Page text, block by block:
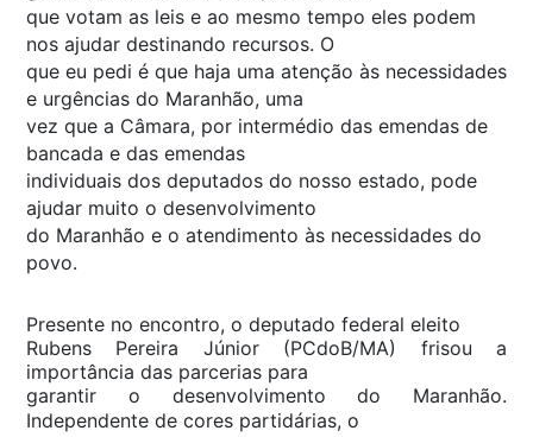
que votam as leis e ao mesmo tempo eles podem
nos ajudar destinando recursos. O
que eu pedi é que haja uma atenção às necessidades
e urgências do Maranhão, uma
vez que a Câmara, por intermédio das emendas de
bancada e das emendas
individuais dos deputados do nosso estado, pode
ajudar muito o desenvolvimento
do Maranhão e o atendimento às necessidades do
povo.
Presente no encontro, o deputado federal eleito
Rubens Pereira Júnior (PCdoB/MA) frisou a
importância das parcerias para
garantir o desenvolvimento do Maranhão.
Independente de cores partidárias, o